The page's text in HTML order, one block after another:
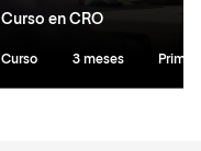
Curso en CRO
Curso 3 meses